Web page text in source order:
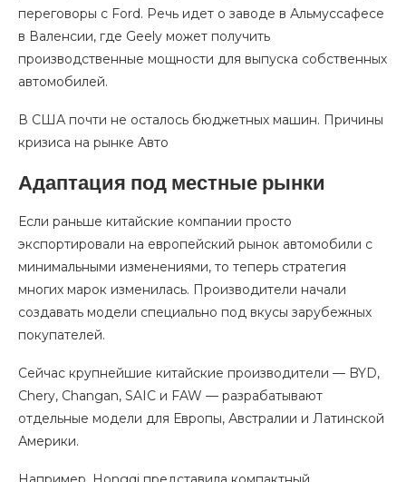
переговоры с Ford. Речь идет о заводе в Альмуссафесе
в Валенсии, где Geely может получить
производственные мощности для выпуска собственных
автомобилей.
В США почти не осталось бюджетных машин. Причины
кризиса на рынке Авто
Адаптация под местные рынки
Если раньше китайские компании просто
экспортировали на европейский рынок автомобили с
минимальными изменениями, то теперь стратегия
многих марок изменилась. Производители начали
создавать модели специально под вкусы зарубежных
покупателей.
Сейчас крупнейшие китайские производители — BYD,
Chery, Changan, SAIC и FAW — разрабатывают
отдельные модели для Европы, Австралии и Латинской
Америки.